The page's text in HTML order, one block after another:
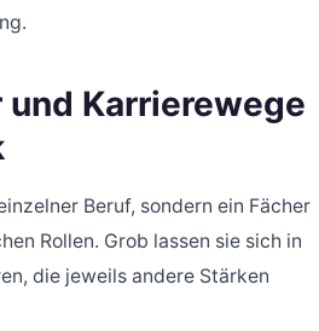
Karrierewege
Beruf, sondern ein Fächer
Rollen. Grob lassen sie sich in
die jeweils andere Stärken